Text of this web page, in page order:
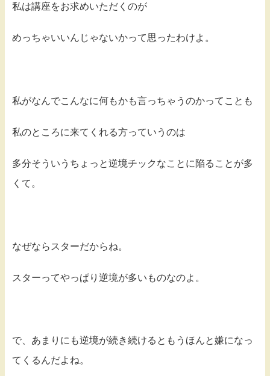
私は講座をお求めいただくのが
めっちゃいいんじゃないかって思ったわけよ。
私がなんでこんなに何もかも言っちゃうのかってことも
私のところに来てくれる方っていうのは
多分そういうちょっと逆境チックなことに陥ることが多
くて。
なぜならスターだからね。
スターってやっぱり逆境が多いものなのよ。
で、あまりにも逆境が続き続けるともうほんと嫌になっ
てくるんだよね。